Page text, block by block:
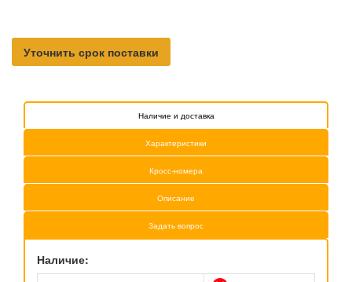
Уточнить срок поставки
Наличие и доставка
Характеристики
Кросс-номера
Описание
Задать вопрос
Наличие: